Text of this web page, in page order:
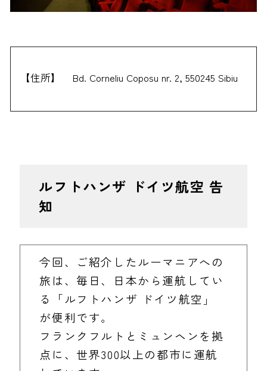
【住所】 Bd. Corneliu Coposu nr. 2, 550245 Sibiu
ルフトハンザ ドイツ航空 告
知
今回、ご紹介したルーマニアへの
旅は、毎日、日本から運航してい
る「ルフトハンザ ドイツ航空」
が便利です。
フランクフルトとミュンヘンを拠
点に、世界300以上の都市に運航